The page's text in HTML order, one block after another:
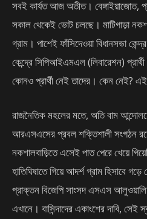
সবই কার্যত আজ অতীত। বেঙ্গাইয়াজোত,
সকাল থেকেই ভোট চলছে। মাটিগাড়া
গ্রাম। পাশেই ফাঁসিদেওয়া বিধানসভা
কেন্দ্রে সিপিআইএমএল (লিবারেশন)
কোনও প্রার্থী নেই তাদের। কেন নেই?
রাজনৈতিক মহলের মতে, অতি বাম
আরএসএসের প্রবল শক্তিশালী সংগঠন
নকশালবাড়িতে এসেই পাত পেরে খেয়ে
হাতিঘিষাতে গিয়ে আদর্শ গ্রাম হিসাবে
প্রাক্তন বিজেপি সাংসদ এসএস
এখানে। বাসিন্দাদের একাংশের দাবি,